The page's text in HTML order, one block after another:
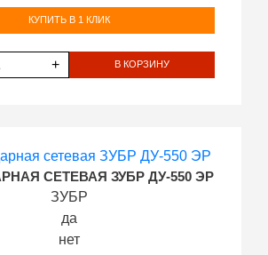
КУПИТЬ В 1 КЛИК
+ В КОРЗИНУ
СЕТЕВАЯ ЗУБР ДУ-550 ЭР
ЗУБР
да
нет